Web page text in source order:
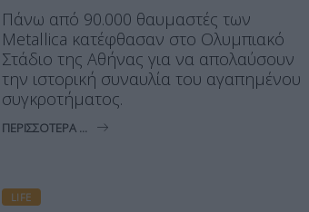
Πάνω από 90.000 θαυμαστές των
Metallica κατέφθασαν στο Ολυμπιακό
Στάδιο της Αθήνας για να απολαύσουν
την ιστορική συναυλία του αγαπημένου
συγκροτήματος.
ΠΕΡΙΣΣΌΤΕΡΑ ...
LIFE